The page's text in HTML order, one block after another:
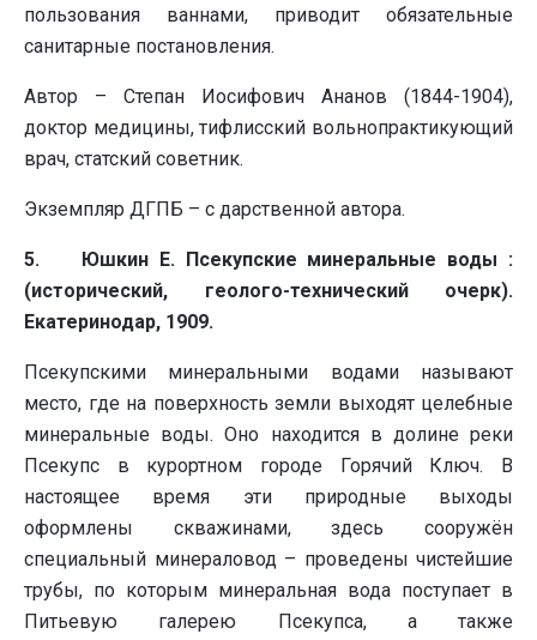
пользования ваннами, приводит обязательные
санитарные постановления.
Автор – Степан Иосифович Ананов (1844-1904),
доктор медицины, тифлисский вольнопрактикующий
врач, статский советник.
Экземпляр ДГПБ – с дарственной автора.
5. Юшкин Е. Псекупские минеральные воды :
(исторический, геолого-технический очерк).
Екатеринодар, 1909.
Псекупскими минеральными водами называют
место, где на поверхность земли выходят целебные
минеральные воды. Оно находится в долине реки
Псекупс в курортном городе Горячий Ключ. В
настоящее время эти природные выходы
оформлены скважинами, здесь сооружён
специальный минераловод – проведены чистейшие
трубы, по которым минеральная вода поступает в
Питьевую галерею Псекупса, а также